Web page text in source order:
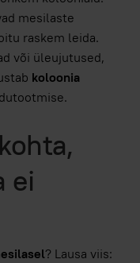
mesilaste
raskem leida.
või üleujutused,
koloonia
ei
? Lausa viis: